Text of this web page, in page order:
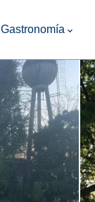
Gastronomía